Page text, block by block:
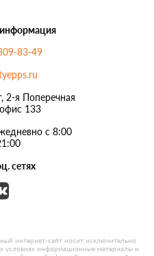
83-49
2-я Поперечная
133
с 8:00
сетях